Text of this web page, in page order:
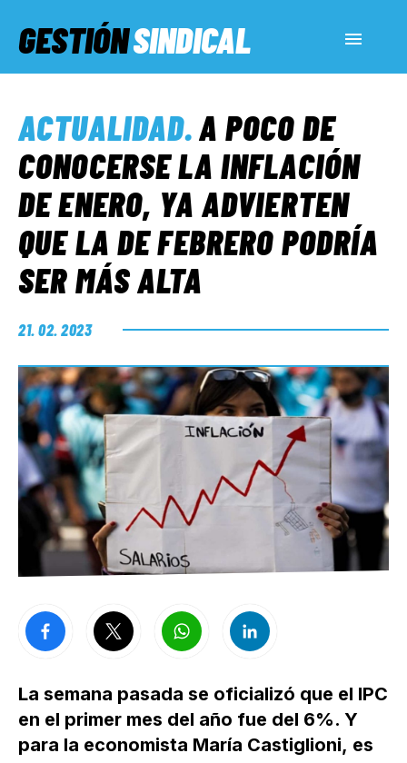
GESTIÓNSINDICAL
SERVICIOS SOCIALES
INFORMES ESPECIALES
FUERA DE MEGÁFONO
EL LADO «G»
ACTUALIDAD.A POCO DE
CONOCERSE LA INFLACIÓN
DE ENERO, YA ADVIERTEN
QUE LA DE FEBRERO PODRÍA
SER MÁS ALTA
21. 02. 2023
La semana pasada se oficializó que el IPC
en el primer mes del año fue del 6%. Y
para la economista María Castiglioni, es